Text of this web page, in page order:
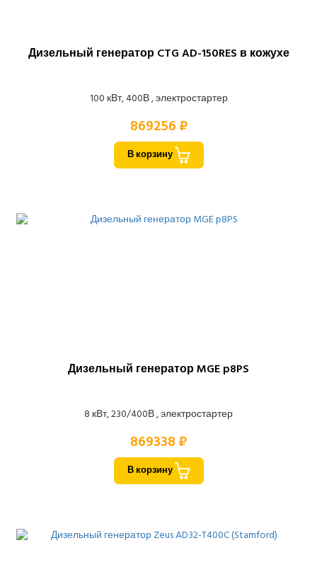
Дизельный генератор CTG AD-150RES в кожухе
100 кВт, 400В , электростартер
869256 ₽
В корзину
Дизельный генератор MGE p8PS
8 кВт, 230/400В , электростартер
869338 ₽
В корзину